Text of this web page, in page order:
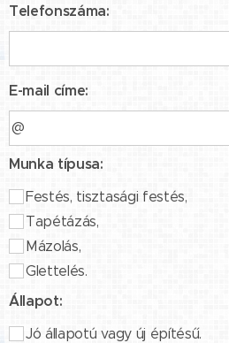
Telefonszáma:
E-mail címe:
Munka típusa:
Festés, tisztasági festés,
Tapétázás,
Mázolás,
Glettelés.
Állapot:
Jó állapotú vagy új építésű.